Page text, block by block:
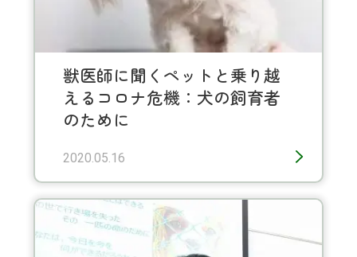
獣医師に聞くペットと乗り越
えるコロナ危機：犬の飼育者
のために
2020.05.16